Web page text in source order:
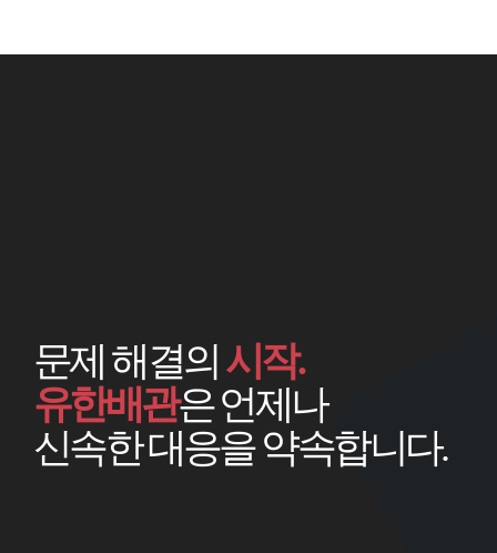
문제 해결의 시작.
유한배관은 언제나
신속한 대응을 약속합니다.